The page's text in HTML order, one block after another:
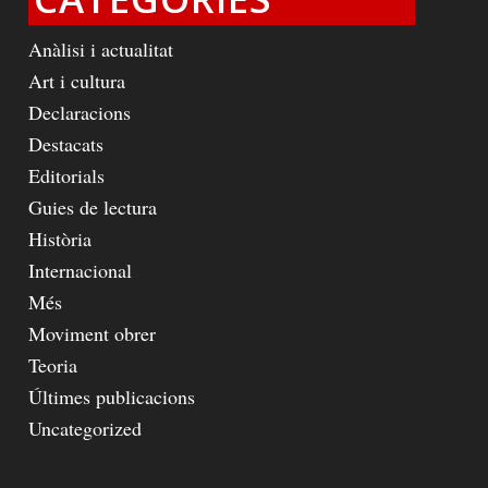
Anàlisi i actualitat
Art i cultura
Declaracions
Destacats
Editorials
Guies de lectura
Història
Internacional
Més
Moviment obrer
Teoria
Últimes publicacions
Uncategorized